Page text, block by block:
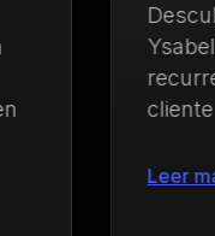
cómo
Mora a impulsar
y a